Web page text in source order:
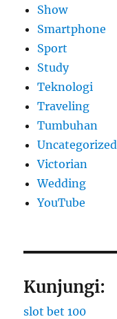
Show
Smartphone
Sport
Study
Teknologi
Traveling
Tumbuhan
Uncategorized
Victorian
Wedding
YouTube
Kunjungi:
slot bet 100